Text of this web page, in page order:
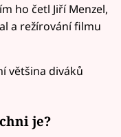
ho četl Jiří Menzel,
a režírování filmu
většina diváků
je?